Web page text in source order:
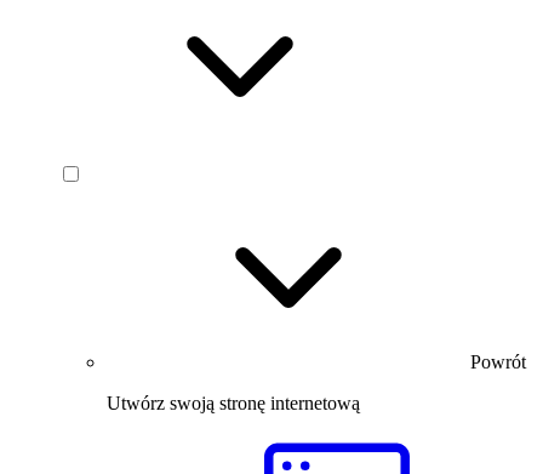
Powrót
Utwórz swoją stronę internetową